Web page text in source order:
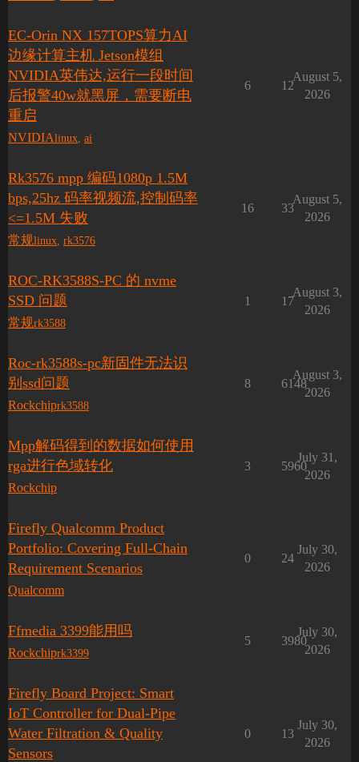
EC-Orin NX 157TOPS算力AI
边缘计算主机 Jetson模组
NVIDIA英伟达,运行一段时间
后报警40w就黑屏，需要断电
重启
NVIDIAlinux ai
6 12
August 5,
2026
Rk3576 mpp 编码1080p 1.5M
bps,25hz 码率视频流,控制码率
<=1.5M 失败
常规linux rk3576
16 33
August 5,
2026
ROC-RK3588S-PC 的 nvme
SSD 问题
常规rk3588
1 17
August 3,
2026
Roc-rk3588s-pc新固件无法识
别ssd问题
Rockchiprk3588
8 6148
August 3,
2026
Mpp解码得到的数据如何使用
rga进行色域转化
Rockchip
3 5960
July 31,
2026
Firefly Qualcomm Product
Portfolio: Covering Full-Chain
Requirement Scenarios
Qualcomm
0 24
July 30,
2026
Ffmedia 3399能用吗
Rockchiprk3399
5 3980
July 30,
2026
Firefly Board Project: Smart
IoT Controller for Dual-Pipe
Water Filtration & Quality
Sensors
0 13
July 30,
2026